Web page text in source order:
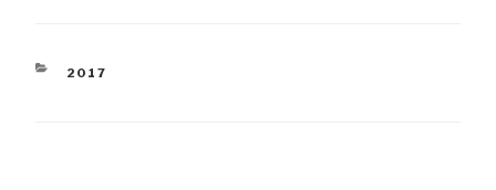
KATEGORIEN
2017